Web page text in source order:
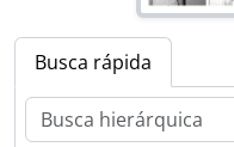
Busca rápida